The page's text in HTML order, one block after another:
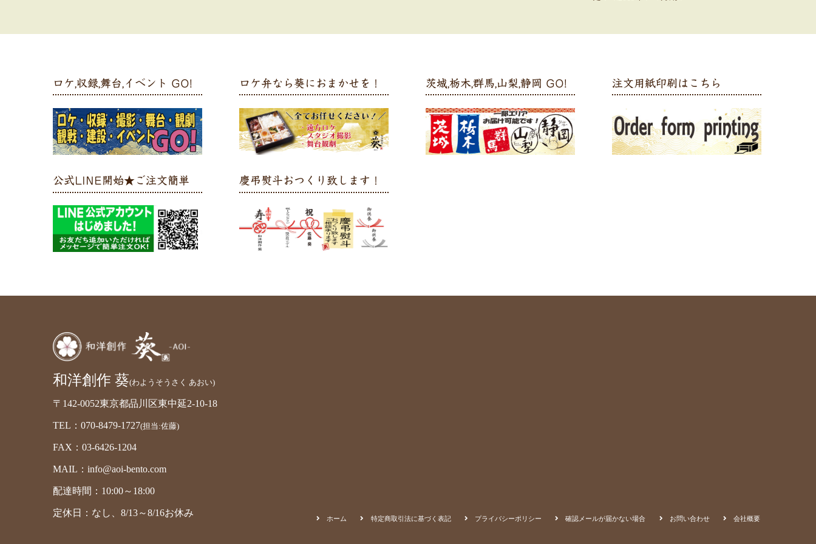
ロケ,収録,舞台,イベント GO! ロケ弁なら葵におまかせを！ 茨城,栃木,群馬,山梨,静岡 GO! 注文用紙印刷はこちら
公式LINE開始★ご注文簡単 慶弔熨斗おつくり致します！
和洋創作 葵(わようそうさく あおい)
〒142-0052東京都品川区東中延2-10-18
TEL：070-8479-1727(担当:佐藤)
FAX：03-6426-1204
MAIL：info@aoi-bento.com
配達時間：10:00～18:00
定休日：なし、8/13～8/16お休み
ホーム 特定商取引法に基づく表記 プライバシーポリシー 確認メールが届かない場合 お問い合わせ 会社概要